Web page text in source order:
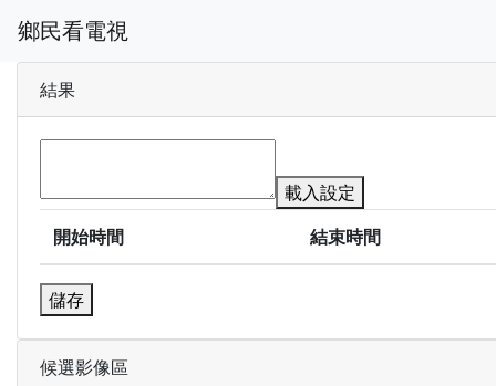
鄉民看電視
結果
載入設定
開始時間
結束時間
儲存
候選影像區